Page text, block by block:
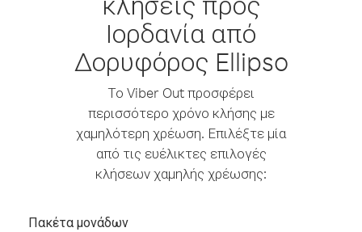
Ιορδανία από
Δορυφόρος Ellipso
Το Viber Out προσφέρει
περισσότερο χρόνο κλήσης με
χαμηλότερη χρέωση. Επιλέξτε μία
από τις ευέλικτες επιλογές
κλήσεων χαμηλής χρέωσης:
Πακέτα μονάδων